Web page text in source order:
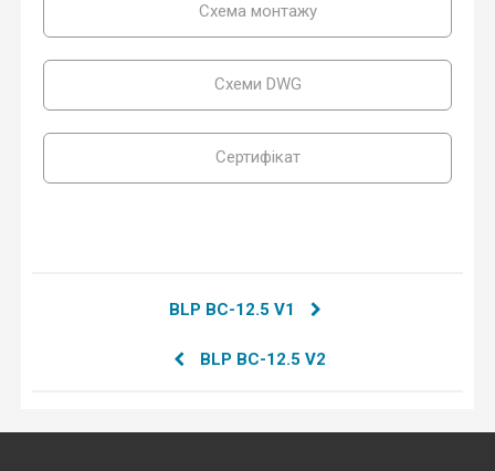
Схема монтажу
Схеми DWG
Сертифікат
BLP BC-12.5 V1
BLP BC-12.5 V2